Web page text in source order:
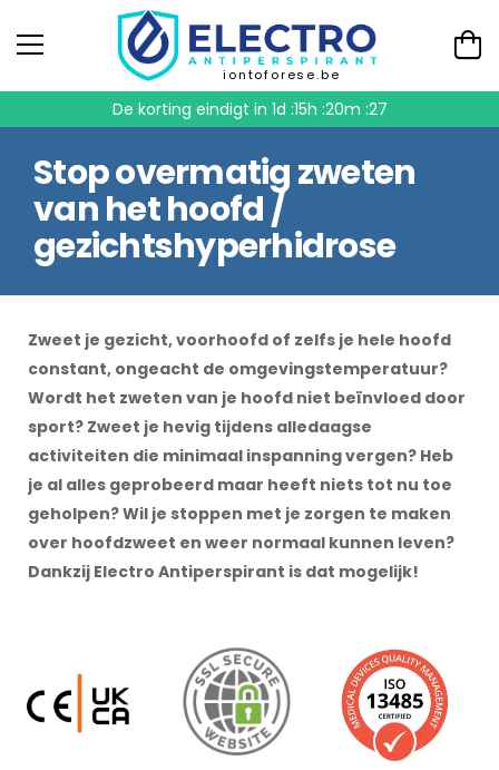
iontoforese.be
De korting eindigt in 1d :15h :20m :26
Stop overmatig zweten
van het hoofd /
gezichtshyperhidrose
Zweet je gezicht, voorhoofd of zelfs je hele hoofd
constant, ongeacht de omgevingstemperatuur?
Wordt het zweten van je hoofd niet beïnvloed door
sport? Zweet je hevig tijdens alledaagse
activiteiten die minimaal inspanning vergen? Heb
je al alles geprobeerd maar heeft niets tot nu toe
geholpen? Wil je stoppen met je zorgen te maken
over hoofdzweet en weer normaal kunnen leven?
Dankzij Electro Antiperspirant is dat mogelijk!